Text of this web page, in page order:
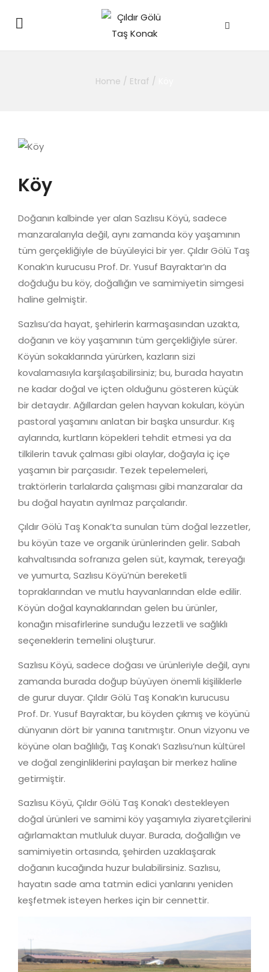
Home / Etraf /
Köy
Doğanın kalbinde yer alan Sazlısu Köyü, sadece
manzaralarıyla değil, aynı zamanda köy yaşamının
tüm gerçekliğiyle de büyüleyici bir yer. Çıldır Gölü Taş
Konak’ın kurucusu Prof. Dr. Yusuf Bayraktar’ın da
doğduğu bu köy, doğallığın ve samimiyetin simgesi
haline gelmiştir.
Sazlısu’da hayat, şehirlerin karmaşasından uzakta,
doğanın ve köy yaşamının tüm gerçekliğiyle sürer.
Köyün sokaklarında yürürken, kazların sizi
kovalamasıyla karşılaşabilirsiniz; bu, burada hayatın
ne kadar doğal ve içten olduğunu gösteren küçük
bir detaydır. Ağıllardan gelen hayvan kokuları, köyün
pastoral yaşamını anlatan bir başka unsurdur. Kış
aylarında, kurtların köpekleri tehdit etmesi ya da
tilkilerin tavuk çalması gibi olaylar, doğayla iç içe
yaşamın bir parçasıdır. Tezek tepelemeleri,
traktörlerin tarlalarda çalışması gibi manzaralar da
bu doğal hayatın ayrılmaz parçalarıdır.
Çıldır Gölü Taş Konak’ta sunulan tüm doğal lezzetler,
bu köyün taze ve organik ürünlerinden gelir. Sabah
kahvaltısında sofranıza gelen süt, kaymak, tereyağı
ve yumurta, Sazlısu Köyü’nün bereketli
topraklarından ve mutlu hayvanlarından elde edilir.
Köyün doğal kaynaklarından gelen bu ürünler,
konağın misafirlerine sunduğu lezzetli ve sağlıklı
seçeneklerin temelini oluşturur.
Sazlısu Köyü, sadece doğası ve ürünleriyle değil, aynı
zamanda burada doğup büyüyen önemli kişiliklerle
de gurur duyar. Çıldır Gölü Taş Konak’ın kurucusu
Prof. Dr. Yusuf Bayraktar, bu köyden çıkmış ve köyünü
dünyanın dört bir yanına tanıtmıştır. Onun vizyonu ve
köyüne olan bağlılığı, Taş Konak’ı Sazlısu’nun kültürel
ve doğal zenginliklerini paylaşan bir merkez haline
getirmiştir.
Sazlısu Köyü, Çıldır Gölü Taş Konak’ı destekleyen
doğal ürünleri ve samimi köy yaşamıyla ziyaretçilerini
ağırlamaktan mutluluk duyar. Burada, doğallığın ve
samimiyetin ortasında, şehirden uzaklaşarak
doğanın kucağında huzur bulabilirsiniz. Sazlısu,
hayatın sade ama tatmin edici yanlarını yeniden
keşfetmek isteyen herkes için bir cennettir.